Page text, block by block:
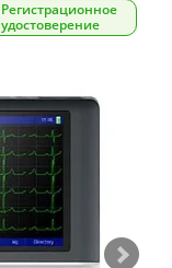
Регистрационное
удостоверение